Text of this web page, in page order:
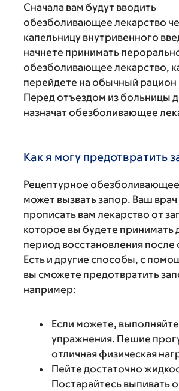
Сначала вам будут вводить
обезболивающее лекарство
капельницу внутривенного
начнете принимать
обезболивающее лекарство,
перейдете на обычный рацион
Перед отъездом из больницы
назначат обезболивающее
Как я могу предотвратить
Рецептурное
может вызвать запор. Ваш
прописать вам лекарство от
которое вы будете принимать
период восстановления после
Есть и другие способы, с
вы сможете предотвратить
например:
Если можете,
упражнения. Пешие
отличная физическая
Пейте достаточно
Постарайтесь выпивать